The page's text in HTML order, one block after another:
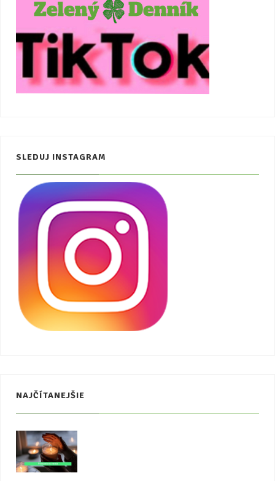
SLEDUJ INSTAGRAM
NAJČÍTANEJŠIE